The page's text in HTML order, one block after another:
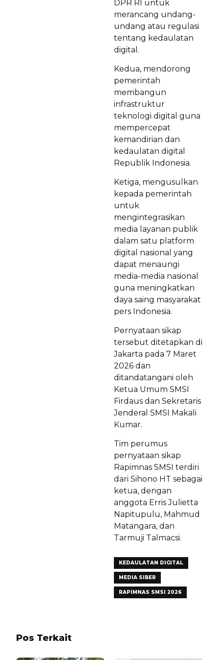
DPR RI untuk
merancang undang-
undang atau regulasi
tentang kedaulatan
digital.
Kedua, mendorong
pemerintah
membangun
infrastruktur
teknologi digital guna
mempercepat
kemandirian dan
kedaulatan digital
Republik Indonesia.
Ketiga, mengusulkan
kepada pemerintah
untuk
mengintegrasikan
media layanan publik
dalam satu platform
digital nasional yang
dapat menaungi
media-media nasional
guna meningkatkan
daya saing masyarakat
pers Indonesia.
Pernyataan sikap
tersebut ditetapkan di
Jakarta pada 7 Maret
2026 dan
ditandatangani oleh
Ketua Umum SMSI
Firdaus dan Sekretaris
Jenderal SMSI Makali
Kumar.
Tim perumus
pernyataan sikap
Rapimnas SMSI terdiri
dari Sihono HT sebagai
ketua, dengan
anggota Erris Julietta
Napitupulu, Mahmud
Matangara, dan
Tarmuji Talmacsi.
KEDAULATAN DIGITAL
MEDIA SIBER
RAPIMNAS SMSI 2026
Pos Terkait